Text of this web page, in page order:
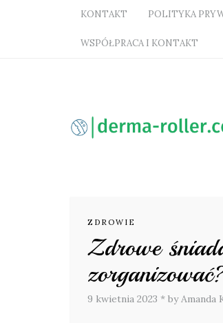
KONTAKT POLITYKA
WSPÓŁPRACA I KONTAKT
ZDROWIE
Zdrowe
9 kwietnia 2023 * by Amanda